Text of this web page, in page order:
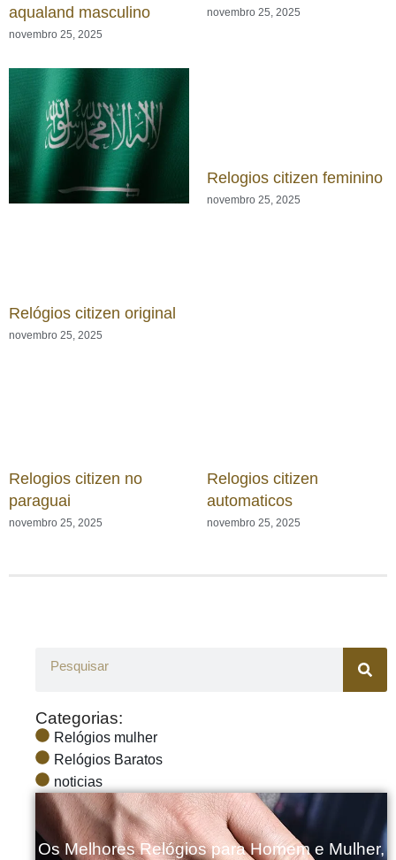
aqualand masculino
novembro 25, 2025
novembro 25, 2025
Relógios citizen original
novembro 25, 2025
Relogios citizen feminino
novembro 25, 2025
Relogios citizen no
paraguai
novembro 25, 2025
Relogios citizen
automaticos
novembro 25, 2025
Categorias:
Relógios mulher
Relógios Baratos
noticias
Os Melhores Relógios para Homem e Mulher,